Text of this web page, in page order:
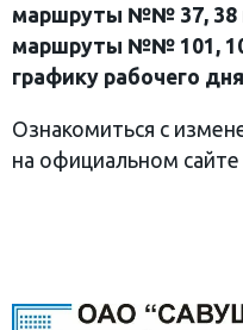
маршруты №№ 37, 38
маршруты №№ 101,
графику рабочего
Ознакомиться с
на официальном